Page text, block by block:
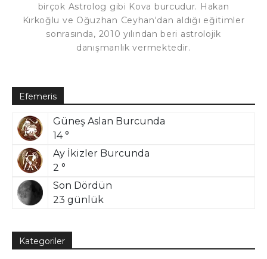
birçok Astrolog gibi Kova burcudur. Hakan
Kırkoğlu ve Oğuzhan Ceyhan'dan aldığı eğitimler
sonrasında, 2010 yılından beri astrolojik
danışmanlık vermektedir.
Efemeris
Güneş Aslan Burcunda
14 °
Ay İkizler Burcunda
2 °
Son Dördün
23 günlük
Kategoriler